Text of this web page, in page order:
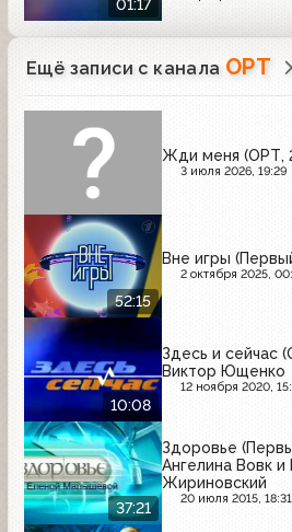
01:17
Ещё записи с канала ОРТ
Жди меня (ОРТ,
3 июля 2026, 19:29
52:15
Вне игры
2 октября 2025,
10:08
Здесь и сейчас
Виктор Ющенко
12 ноября 2020,
37:21
Здоровье
Ангелина Вовк
Жириновский
20 июля 2015, 18:31